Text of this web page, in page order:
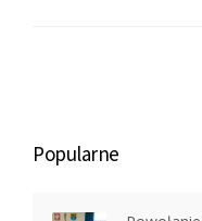
Popularne